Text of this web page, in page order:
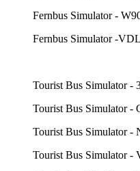
Fernbus Simulator -
Fernbus Simulator -
Tourist Bus Simulator -
Tourist Bus Simulator -
Tourist Bus Simulator -
Tourist Bus Simulator -